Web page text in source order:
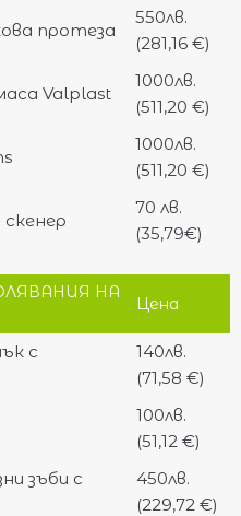
протеза
550лв.
(281,16 €)
Valplast
1000лв.
(511,20 €)
1000лв.
(511,20 €)
70 лв.
(35,79€)
НА
Цена
с
140лв.
(71,58 €)
100лв.
(51,12 €)
зъби с
450лв.
(229,72 €)